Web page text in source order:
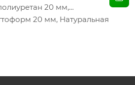
20 мм,
20 мм, Натуральная